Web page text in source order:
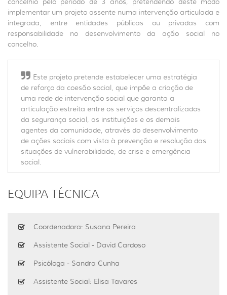
implementar um projeto assente numa intervenção articulada e
integrada, entre entidades públicas ou privadas com
responsabilidade no desenvolvimento da ação social no
concelho.
Este projeto pretende estabelecer uma estratégia
de reforço da coesão social, que impõe a criação de
uma rede de intervenção social que garanta a
articulação estreita entre os serviços descentralizados
da segurança social, as instituições e os demais
agentes da comunidade, através do desenvolvimento
de ações sociais com vista à prevenção e resolução das
situações de vulnerabilidade, de crise e emergência
social.
EQUIPA TÉCNICA
Coordenadora: Susana Pereira
Assistente Social - David Cardoso
Psicóloga - Sandra Cunha
Assistente Social: Elisa Tavares